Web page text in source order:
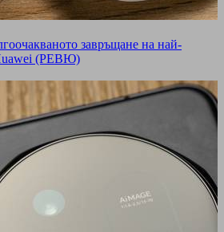
завръщане на най-
(РЕВЮ)